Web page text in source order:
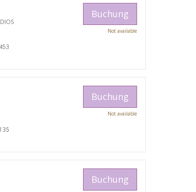
Buchung
Not available
Buchung
Not available
Buchung